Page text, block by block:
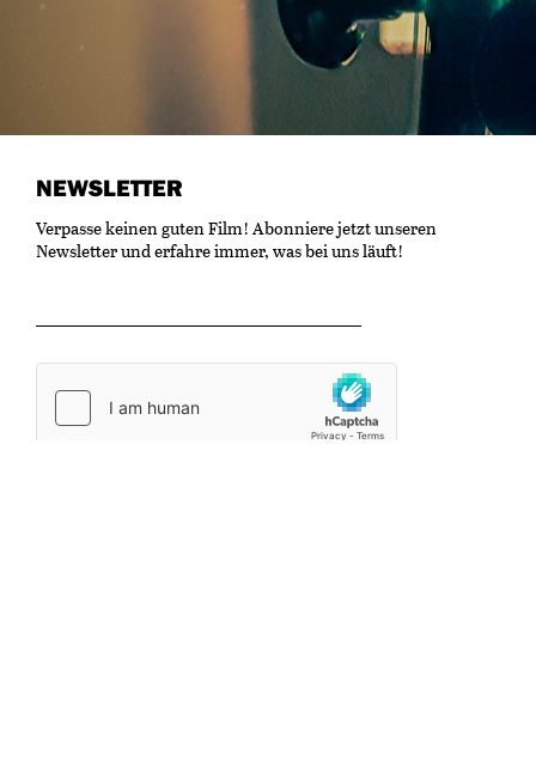
NEWSLETTER
Verpasse keinen guten Film! Abonniere jetzt unseren
Newsletter und erfahre immer, was bei uns läuft!